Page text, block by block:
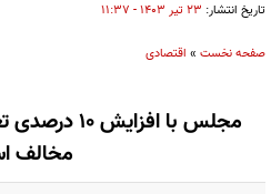
تاریخ انتشار: ۲۳ تير ۱۴۰۳ - ۱۱:۳۷
صفحه نخست » اقتصادی
مجلس با
مخالف